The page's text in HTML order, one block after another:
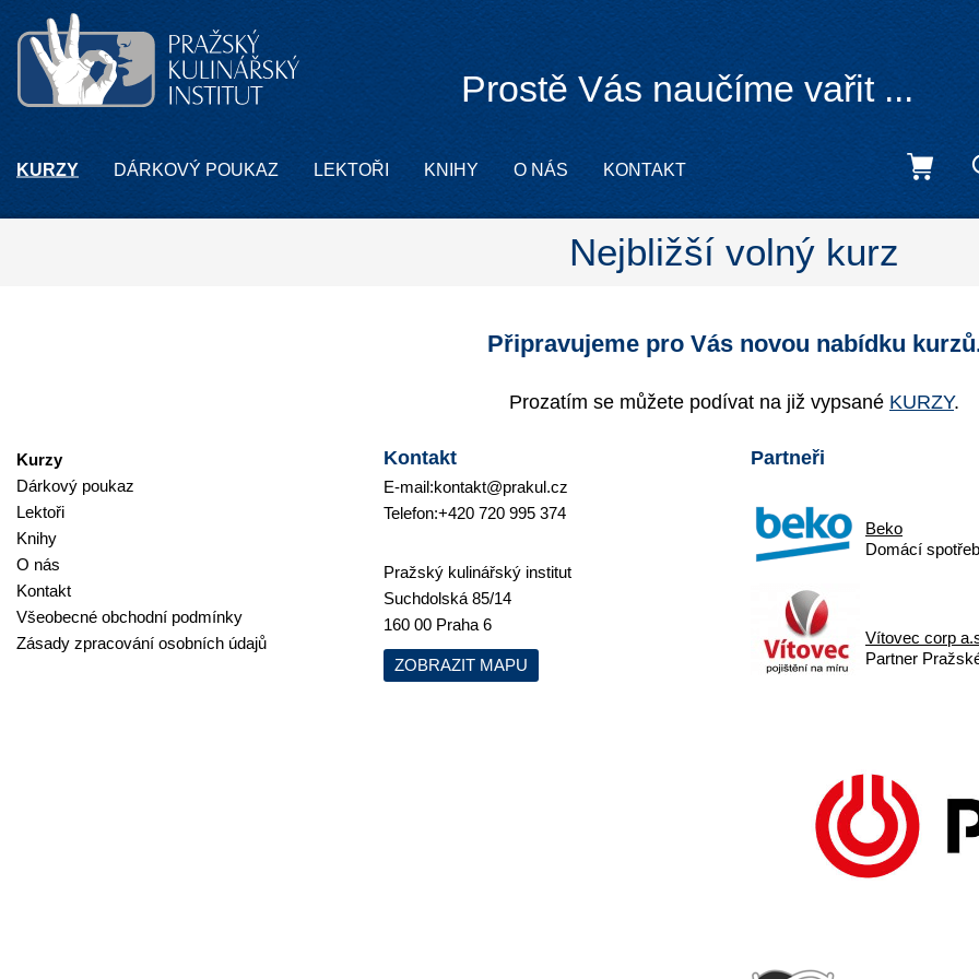
Prostě Vás naučíme vařit ...
KURZY DÁRKOVÝ POUKAZ LEKTOŘI KNIHY O NÁS KONTAKT
Nejbližší volný kurz
Připravujeme pro Vás novou nabídku
Prozatím se můžete podívat na již vypsané KURZY.
Kurzy
Dárkový poukaz
Lektoři
Knihy
O nás
Kontakt
Všeobecné obchodní podmínky
Zásady zpracování osobních údajů
Kontakt
E-mail:kontakt@prakul.cz
Telefon:+420 720 995 374
Pražský kulinářský institut
Suchdolská 85/14
160 00 Praha 6
ZOBRAZIT MAPU
Partneři
Beko
Domácí
Vítovec corp
Partner